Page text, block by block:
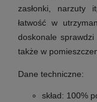
zasłonki, narzuty
łatwość w
doskonale
także w
Dane techniczne:
skład: 100%